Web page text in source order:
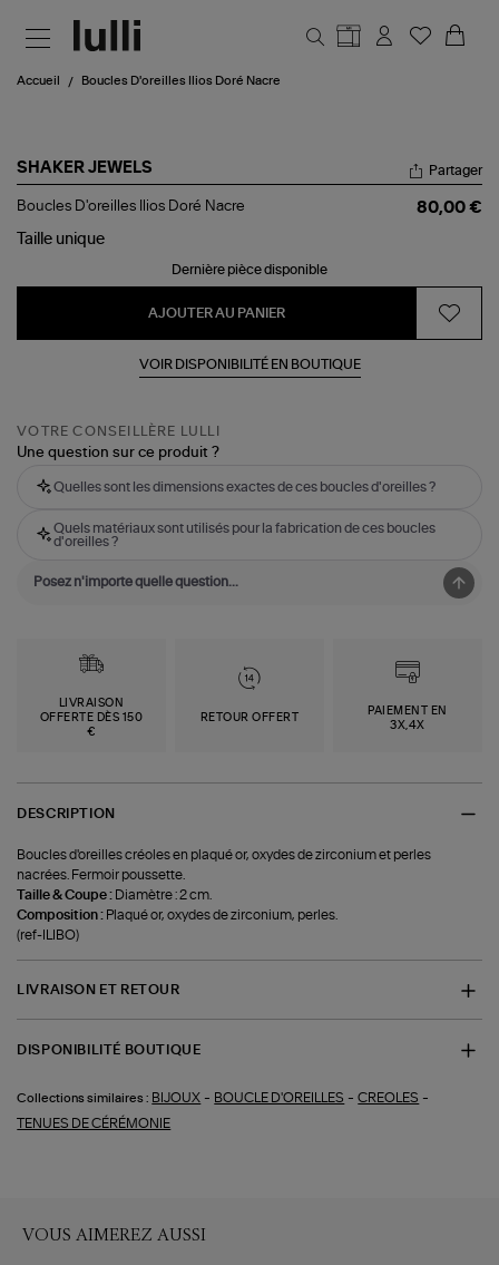
Accueil Boucles D'oreilles Ilios Doré Nacre
SHAKER JEWELS
Boucles
Ilios
Partager
Boucles D'oreilles Ilios Doré Nacre
80,00 €
Taille unique
Dernière pièce disponible
AJOUTER AU PANIER
VOIR DISPONIBILITÉ EN BOUTIQUE
VOTRE CONSEILLÈRE LULLI
Une question sur ce produit ?
Quelles sont les dimensions exactes de ces boucles d'oreilles ?
Quels matériaux sont utilisés pour la fabrication de ces boucles
d'oreilles ?
LIVRAISON
OFFERTE DÈS 150
€
RETOUR OFFERT
PAIEMENT EN
3X,4X
DESCRIPTION
Boucles d'oreilles créoles en plaqué or, oxydes de zirconium et perles
nacrées. Fermoir poussette.
Taille & Coupe : Diamètre : 2 cm.
Composition : Plaqué or, oxydes de zirconium, perles.
(ref-ILIBO)
LIVRAISON ET RETOUR
DISPONIBILITÉ BOUTIQUE
Collections similaires : BIJOUX - BOUCLE D'OREILLES -CREOLES -
TENUES DE CÉRÉMONIE
VOUS AIMEREZ AUSSI